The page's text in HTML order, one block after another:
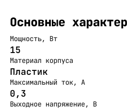
Основные
Мощность, Вт
15
Материал корпуса
Пластик
Максимальный ток, А
0,3
Выходное напряжение, В